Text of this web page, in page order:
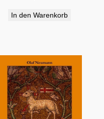
In den Warenkorb